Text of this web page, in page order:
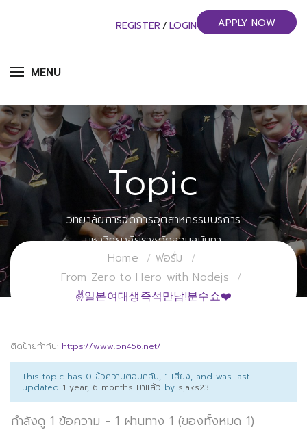
MENU
REGISTER / LOGIN APPLY NOW
Topic
วิทยาลัยการจัดการอุตสาหกรรมบริการ
มหาวิทยาลัยราชภัฏสวนสุนันทา
Home
ฟอรั่ม
From Zero to Hero with Nodejs
✌일본여대생즉석만남!분수쇼❤️
ติดป้ายกำกับ: https://www.bn456.net/
This topic has 0 ข้อความตอบกลับ, 1 เสียง, and was last
updated 1 year, 6 months มาแล้ว by sjaks23.
กำลังดู 1 ข้อความ - 1 ผ่านทาง 1 (ของทั้งหมด 1)